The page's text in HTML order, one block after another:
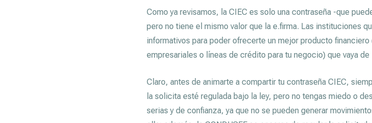
Como ya revisamos, la CIEC es solo una contraseña -que
pero no tiene el mismo valor que la e.firma. Las instituciones
informativos para poder ofrecerte un mejor producto
empresariales o líneas de crédito para tu negocio) que vaya
Claro, antes de animarte a compartir tu contraseña CIEC,
la solicita esté regulada bajo la ley, pero no tengas miedo o
serias y de confianza, ya que no se pueden generar